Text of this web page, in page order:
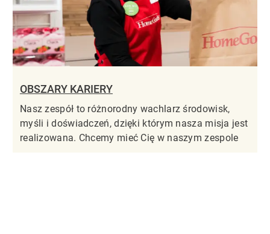
OBSZARY KARIERY
Nasz zespół to różnorodny wachlarz środowisk,
myśli i doświadczeń, dzięki którym nasza misja jest
realizowana. Chcemy mieć Cię w naszym zespole